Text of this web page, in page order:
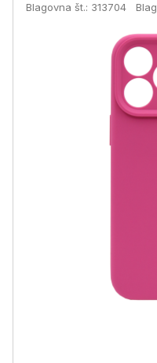
Blagovna št.: 313704